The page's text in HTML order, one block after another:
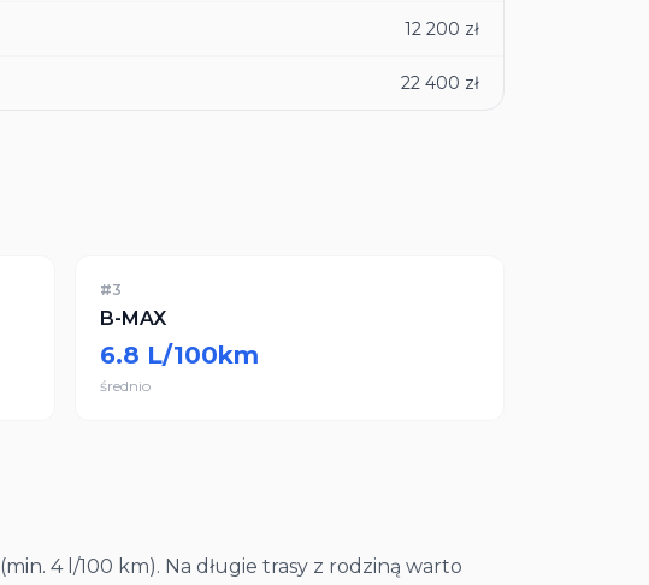
12 200 zł
22 400 zł
#3
B-MAX
6.8 L/100km
średnio
4 l/100 km). Na długie trasy z rodziną warto